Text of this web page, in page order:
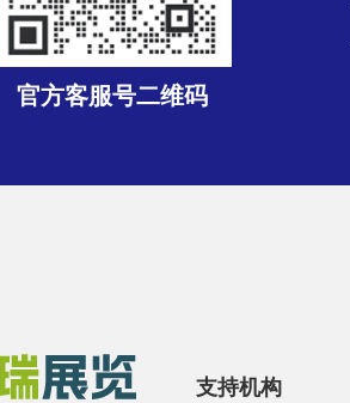
官方客服号二维码
支持机构